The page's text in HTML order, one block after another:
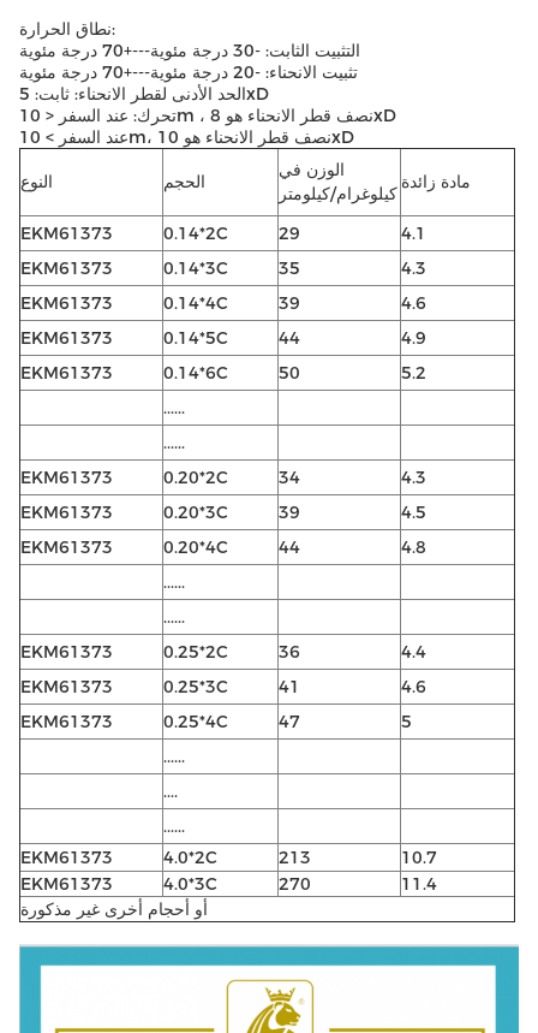
نطاق الحرارة:
التثبيت الثابت: -30 درجة مئوية---+70 درجة مئوية
تثبيت الانحناء: -20 درجة مئوية---+70 درجة مئوية
الحد الأدنى لقطر الانحناء: ثابت: 5xD
تحرك: عند السفر < 10m ، نصف قطر الانحناء هو 8xD
عند السفر > 10m، نصف قطر الانحناء هو 10xD
النوع الحجم
الوزن في
كيلوغرام/كيلومتر
مادة زائدة
EKM61373 0.14*2C 29
4.1
EKM61373
0.14*3C 35
4.3
EKM61373
0.14*4C 39
4.6
EKM61373
0.14*5C 44
4.9
EKM61373
0.14*6C 50
5.2
......
......
EKM61373
0.20*2C 34
4.3
EKM61373
0.20*3C 39
4.5
EKM61373
0.20*4C 44
4.8
......
......
EKM61373
0.25*2C 36
4.4
EKM61373
0.25*3C 41
4.6
EKM61373
0.25*4C 47
5
......
....
......
EKM61373
4.0*2C 213
10.7
EKM61373
4.0*3C 270
11.4
أو أحجام أخرى غير مذكورة